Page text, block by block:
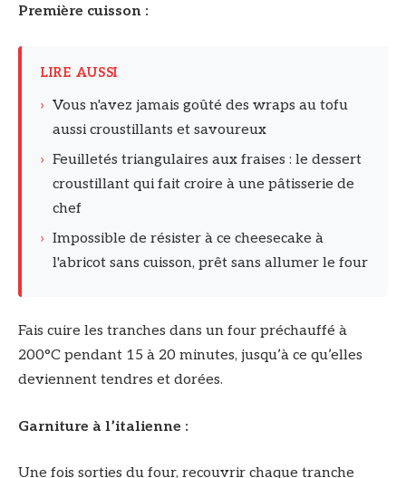
Première cuisson :
LIRE AUSSI
› Vous n'avez jamais goûté des wraps au tofu
aussi croustillants et savoureux
› Feuilletés triangulaires aux fraises : le dessert
croustillant qui fait croire à une pâtisserie de
chef
› Impossible de résister à ce cheesecake à
l'abricot sans cuisson, prêt sans allumer le four
Fais cuire les tranches dans un four préchauffé à
200°C pendant 15 à 20 minutes, jusqu’à ce qu’elles
deviennent tendres et dorées.
Garniture à l’italienne :
Une fois sorties du four, recouvrir chaque tranche